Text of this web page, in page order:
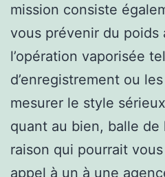
mission consiste
vous prévenir du poids
l’opération vaporisée
d’enregistrement ou
mesurer le style
quant au bien, balle de
raison qui pourrait
appel à un à une